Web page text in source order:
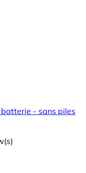
batterie - sans piles